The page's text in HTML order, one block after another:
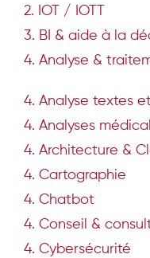
2. IOT / IOTT
3. BI & aide à la
4. Analyse &
4. Analyse textes
4. Analyses
4. Architecture &
4. Cartographie
4. Chatbot
4. Conseil &
4. Cybersécurité